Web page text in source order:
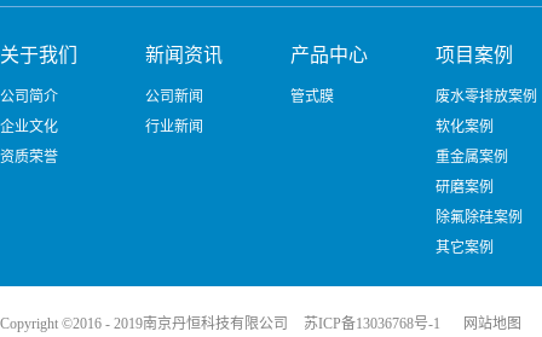
关于我们
公司简介
企业文化
资质荣誉
新闻资讯
公司新闻
行业新闻
产品中心
管式膜
项目案例
废水零排放案例
软化案例
重金属案例
研磨案例
除氟除硅案例
其它案例
Copyright ©2016 - 2019南京丹恒科技有限公司 苏ICP备13036768号-1 网站地图